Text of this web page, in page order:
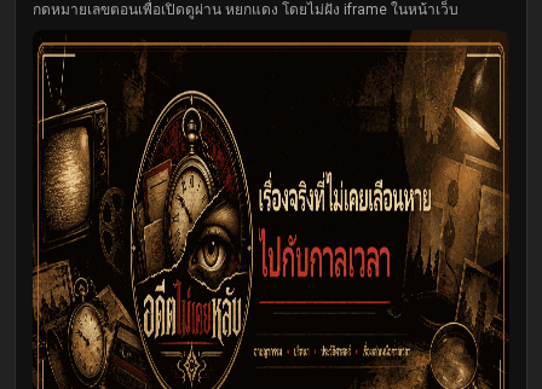
กดหมายเลขตอนเพื่อเปิดดูผ่าน หยกแดง โดยไม่ฝัง iframe ในหน้าเว็บ